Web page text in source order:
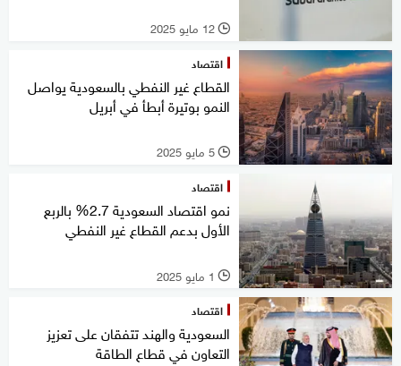
l 12 مايو 2025
اقتصاد
القطاع غير النفطي بالسعودية يواصل
النمو بوتيرة أبطأ في أبريل
l 5 مايو 2025
اقتصاد
نمو اقتصاد السعودية 2.7% بالربع
الأول بدعم القطاع غير النفطي
l 1 مايو 2025
اقتصاد
السعودية والهند تتفقان على تعزيز
التعاون في قطاع الطاقة